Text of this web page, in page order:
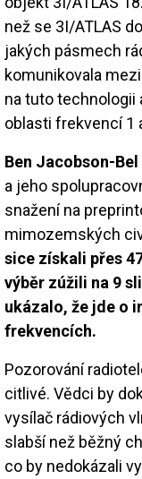
než se 3I/ATLAS
jakých pásmech
komunikovala
na tuto technologii
oblasti frekvencí 1
Ben Jacobson-Bel
a jeho
snažení na
mimozemských
sice získali přes
výběr zúžili na 9
ukázalo, že jde o
frekvencích.
Pozorování
citlivé. Vědci by
vysílač rádiových
slabší než běžný
co by nedokázali